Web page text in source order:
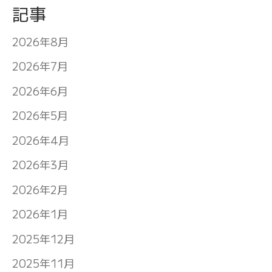
記事
2026年8月
2026年7月
2026年6月
2026年5月
2026年4月
2026年3月
2026年2月
2026年1月
2025年12月
2025年11月